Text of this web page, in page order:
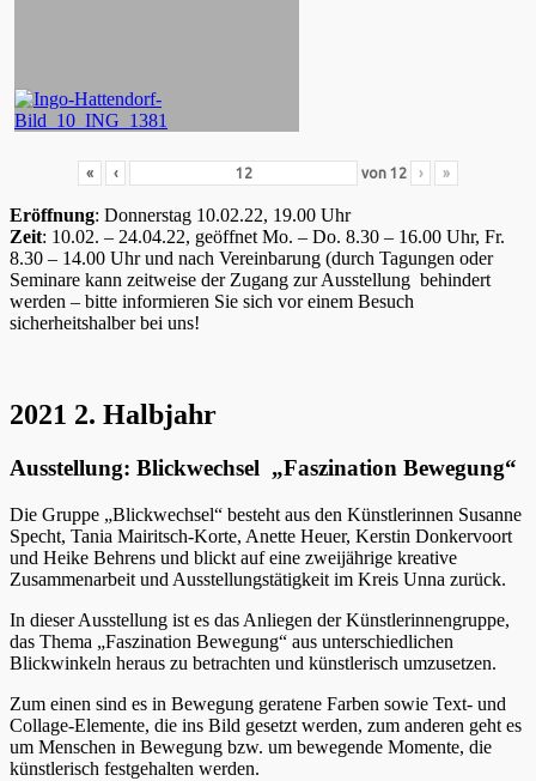
« ‹ von 12 › »
Eröffnung: Donnerstag 10.02.22, 19.00 Uhr
Zeit: 10.02. – 24.04.22, geöffnet Mo. – Do. 8.30 – 16.00 Uhr, Fr.
8.30 – 14.00 Uhr und nach Vereinbarung (durch Tagungen oder
Seminare kann zeitweise der Zugang zur Ausstellung behindert
werden – bitte informieren Sie sich vor einem Besuch
sicherheitshalber bei uns!
2021 2. Halbjahr
Ausstellung: Blickwechsel „Faszination Bewegung“
Die Gruppe „Blickwechsel“ besteht aus den Künstlerinnen Susanne
Specht, Tania Mairitsch-Korte, Anette Heuer, Kerstin Donkervoort
und Heike Behrens und blickt auf eine zweijährige kreative
Zusammenarbeit und Ausstellungstätigkeit im Kreis Unna zurück.
In dieser Ausstellung ist es das Anliegen der Künstlerinnengruppe,
das Thema „Faszination Bewegung“ aus unterschiedlichen
Blickwinkeln heraus zu betrachten und künstlerisch umzusetzen.
Zum einen sind es in Bewegung geratene Farben sowie Text- und
Collage-Elemente, die ins Bild gesetzt werden, zum anderen geht es
um Menschen in Bewegung bzw. um bewegende Momente, die
künstlerisch festgehalten werden.